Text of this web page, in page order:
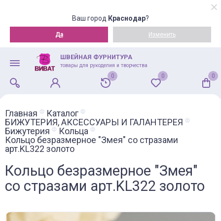
Ваш город Краснодар?
Да Изменить
ШВЕЙНАЯ ФУРНИТУРА
товары для рукоделия и творчества
0 0 0
Главная
Каталог
БИЖУТЕРИЯ, АКСЕССУАРЫ И ГАЛАНТЕРЕЯ
Бижутерия
Кольца
Кольцо безразмерное "Змея" со стразами
арт.KL322 золото
Кольцо безразмерное "Змея"
со стразами арт.KL322 золото